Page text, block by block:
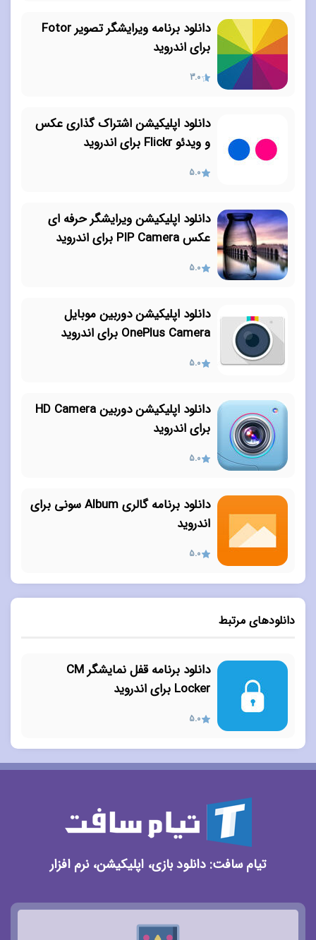
دانلودهای مرتبط
دانلود برنامه قفل نمایشگر CM
Locker برای اندروید
5.0
دانلود برنامه ویرایشگر تصویر Fotor
برای اندروید
3.0
دانلود اپلیکیشن اشتراک گذاری عکس
و ویدئو Flickr برای اندروید
5.0
دانلود اپلیکیشن ویرایشگر حرفه ای
عکس PIP Camera برای اندروید
5.0
دانلود اپلیکیشن دوربین موبایل
OnePlus Camera برای اندروید
5.0
دانلود اپلیکیشن دوربین HD Camera
برای اندروید
5.0
دانلود برنامه گالری Album سونی برای
اندروید
5.0
تیام سافت: دانلود بازی، اپلیکیشن، نرم افزار